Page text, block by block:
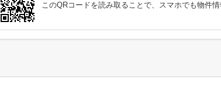
このQRコードを読み取ることで、スマホでも物件